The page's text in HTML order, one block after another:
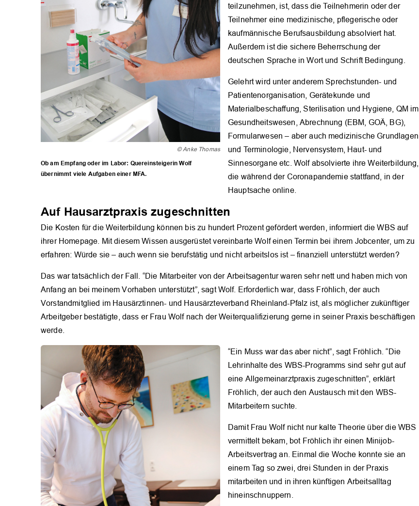
© Anke Thomas
Ob am Empfang oder im Labor: Quereinsteigerin Wolf
übernimmt viele Aufgaben einer MFA.
teilzunehmen, ist, dass die Teilnehmerin oder der
Teilnehmer eine medizinische, pflegerische oder
kaufmännische Berufsausbildung absolviert hat.
Außerdem ist die sichere Beherrschung der
deutschen Sprache in Wort und Schrift Bedingung.
Gelehrt wird unter anderem Sprechstunden- und
Patientenorganisation, Gerätekunde und
Materialbeschaffung, Sterilisation und Hygiene, QM im
Gesundheitswesen, Abrechnung (EBM, GOÄ, BG),
Formularwesen – aber auch medizinische Grundlagen
und Terminologie, Nervensystem, Haut- und
Sinnesorgane etc. Wolf absolvierte ihre Weiterbildung,
die während der Coronapandemie stattfand, in der
Hauptsache online.
Auf Hausarztpraxis zugeschnitten
Die Kosten für die Weiterbildung können bis zu hundert Prozent gefördert werden, informiert die WBS auf
ihrer Homepage. Mit diesem Wissen ausgerüstet vereinbarte Wolf einen Termin bei ihrem Jobcenter, um zu
erfahren: Würde sie – auch wenn sie berufstätig und nicht arbeitslos ist – finanziell unterstützt werden?
Das war tatsächlich der Fall. “Die Mitarbeiter von der Arbeitsagentur waren sehr nett und haben mich von
Anfang an bei meinem Vorhaben unterstützt”, sagt Wolf. Erforderlich war, dass Fröhlich, der auch
Vorstandmitglied im Hausärztinnen- und Hausärzteverband Rheinland-Pfalz ist, als möglicher zukünftiger
Arbeitgeber bestätigte, dass er Frau Wolf nach der Weiterqualifizierung gerne in seiner Praxis beschäftigen
werde.
“Ein Muss war das aber nicht”, sagt Fröhlich. “Die
Lehrinhalte des WBS-Programms sind sehr gut auf
eine Allgemeinarztpraxis zugeschnitten”, erklärt
Fröhlich, der auch den Austausch mit den WBS-
Mitarbeitern suchte.
Damit Frau Wolf nicht nur kalte Theorie über die WBS
vermittelt bekam, bot Fröhlich ihr einen Minijob-
Arbeitsvertrag an. Einmal die Woche konnte sie an
einem Tag so zwei, drei Stunden in der Praxis
mitarbeiten und in ihren künftigen Arbeitsalltag
hineinschnuppern.